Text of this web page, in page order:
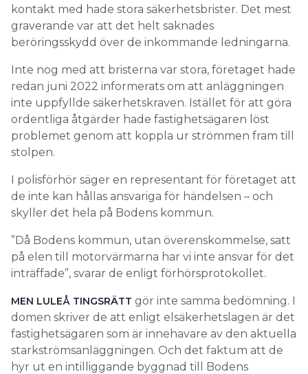
kontakt med hade stora säkerhetsbrister. Det mest
graverande var att det helt saknades
beröringsskydd över de inkommande ledningarna.
Inte nog med att bristerna var stora, företaget hade
redan juni 2022 informerats om att anläggningen
inte uppfyllde säkerhetskraven. Istället för att göra
ordentliga åtgärder hade fastighetsägaren löst
problemet genom att koppla ur strömmen fram till
stolpen.
I polisförhör säger en representant för företaget att
de inte kan hållas ansvariga för händelsen – och
skyller det hela på Bodens kommun.
”Då Bodens kommun, utan överenskommelse, satt
på elen till motorvärmarna har vi inte ansvar för det
inträffade”, svarar de enligt förhörsprotokollet.
MEN LULEÅ TINGSRÄTT gör inte samma bedömning. I
domen skriver de att enligt elsäkerhetslagen är det
fastighetsägaren som är innehavare av den aktuella
starkströmsanläggningen. Och det faktum att de
hyr ut en intilliggande byggnad till Bodens